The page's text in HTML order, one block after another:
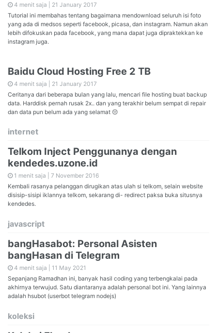
4 menit saja | 21 January 2017
Tutorial ini membahas tentang bagaimana mendownload seluruh isi foto
yang ada di medsos seperti facebook, picasa, dan instagram. Namun akan
lebih difokuskan pada facebook, yang mana dapat juga dipraktekkan ke
instagram juga.
Baidu Cloud Hosting Free 2 TB
4 menit saja | 21 January 2017
Ceritanya dari beberapa bulan yang lalu, mencari file hosting buat backup
data. Harddisk pernah rusak 2x.. dan yang terakhir belum sempat di repair
dan data pun belum ada yang selamat 😔
internet
Telkom Inject Penggunanya dengan
kendedes.uzone.id
1 menit saja | 7 November 2016
Kembali rasanya pelanggan dirugikan atas ulah si telkom, selain website
disisip-sisipi iklannya telkom, sekarang di- redirect paksa buka situsnya
kendedes.
javascript
bangHasabot: Personal Asisten
bangHasan di Telegram
4 menit saja | 11 May 2021
Sepanjang Ramadhan ini, banyak hasil coding yang terbengkalai pada
akhirnya terwujud. Satu diantaranya adalah personal bot ini. Yang lainnya
adalah hsubot (userbot telegram nodejs)
koleksi